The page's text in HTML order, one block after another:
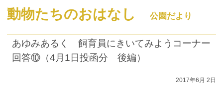
動物たちのおはなし 公園だより
あゆみあるく 飼育員にきいてみようコーナー
回答⑩（4月1日投函分 後編）
2017年6月 2日